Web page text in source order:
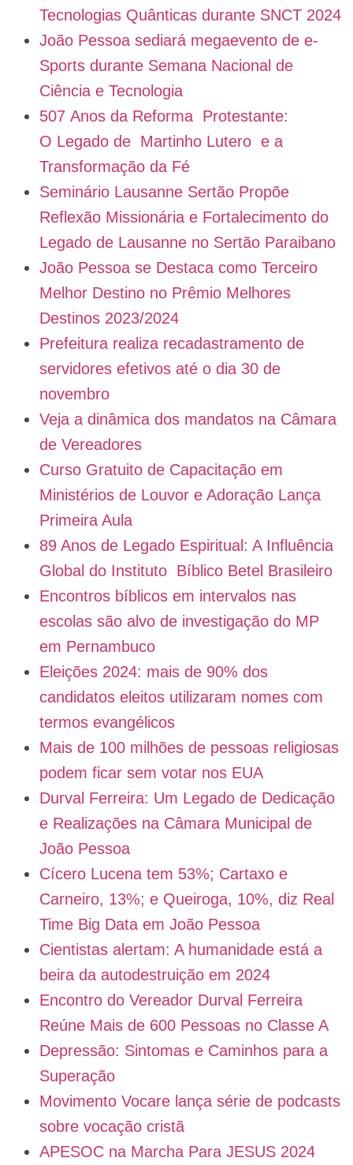
Tecnologias Quânticas durante SNCT 2024
João Pessoa sediará megaevento de e-
Sports durante Semana Nacional de
Ciência e Tecnologia
507 Anos da Reforma Protestante:
O Legado de Martinho Lutero e a
Transformação da Fé
Seminário Lausanne Sertão Propõe
Reflexão Missionária e Fortalecimento do
Legado de Lausanne no Sertão Paraibano
João Pessoa se Destaca como Terceiro
Melhor Destino no Prêmio Melhores
Destinos 2023/2024
Prefeitura realiza recadastramento de
servidores efetivos até o dia 30 de
novembro
Veja a dinâmica dos mandatos na Câmara
de Vereadores
Curso Gratuito de Capacitação em
Ministérios de Louvor e Adoração Lança
Primeira Aula
89 Anos de Legado Espiritual: A Influência
Global do Instituto Bíblico Betel Brasileiro
Encontros bíblicos em intervalos nas
escolas são alvo de investigação do MP
em Pernambuco
Eleições 2024: mais de 90% dos
candidatos eleitos utilizaram nomes com
termos evangélicos
Mais de 100 milhões de pessoas religiosas
podem ficar sem votar nos EUA
Durval Ferreira: Um Legado de Dedicação
e Realizações na Câmara Municipal de
João Pessoa
Cícero Lucena tem 53%; Cartaxo e
Carneiro, 13%; e Queiroga, 10%, diz Real
Time Big Data em João Pessoa
Cientistas alertam: A humanidade está a
beira da autodestruição em 2024
Encontro do Vereador Durval Ferreira
Reúne Mais de 600 Pessoas no Classe A
Depressão: Sintomas e Caminhos para a
Superação
Movimento Vocare lança série de podcasts
sobre vocação cristã
APESOC na Marcha Para JESUS 2024